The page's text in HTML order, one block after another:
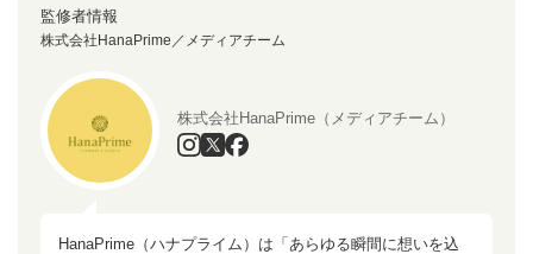
監修者情報
株式会社HanaPrime／メディアチーム
株式会社HanaPrime（メディアチーム）
HanaPrime（ハナプライム）は「あらゆる瞬間に想いを込